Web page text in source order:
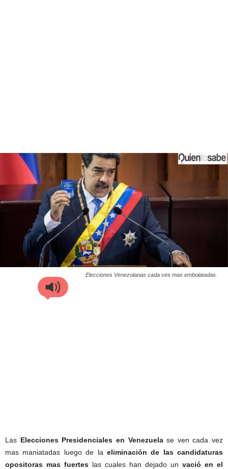
Elecciones Venezolanas cada ves mas embolatadas.
Las Elecciones Presidenciales en Venezuelase ven cada vez
mas maniatadas luego de la eliminación de las candidaturas
opositoras mas fuertes las cuales han dejado un vació en el